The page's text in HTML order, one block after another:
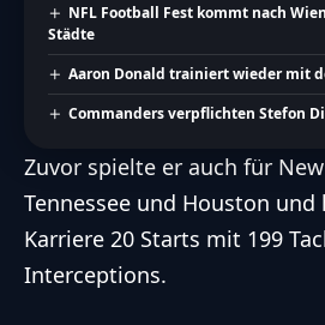
NFL Football Fest kommt nach
Städte
Aaron Donald trainiert wieder mit
Commanders verpflichten Stefon
Zuvor spielte er auch für
Tennessee und Houston
Karriere 20 Starts mit 199
Interceptions.